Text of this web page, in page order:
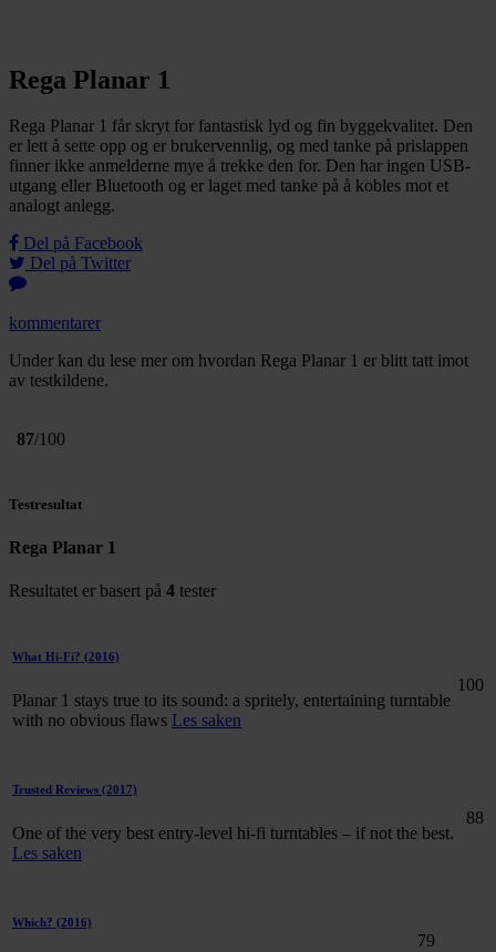
Rega Planar 1
Rega Planar 1 får skryt for fantastisk lyd og fin byggekvalitet. Den
er lett å sette opp og er brukervennlig, og med tanke på prislappen
finner ikke anmelderne mye å trekke den for. Den har ingen USB-
utgang eller Bluetooth og er laget med tanke på å kobles mot et
analogt anlegg.
Del på Facebook
Del på Twitter
kommentarer
Under kan du lese mer om hvordan Rega Planar 1 er blitt tatt imot
av testkildene.
87/100
Testresultat
Rega Planar 1
Resultatet er basert på 4 tester
What Hi-Fi? (2016)
Planar 1 stays true to its sound: a spritely, entertaining turntable
with no obvious flaws Les saken
100
Trusted Reviews (2017)
One of the very best entry-level hi-fi turntables – if not the best.
Les saken
88
Which? (2016)
79